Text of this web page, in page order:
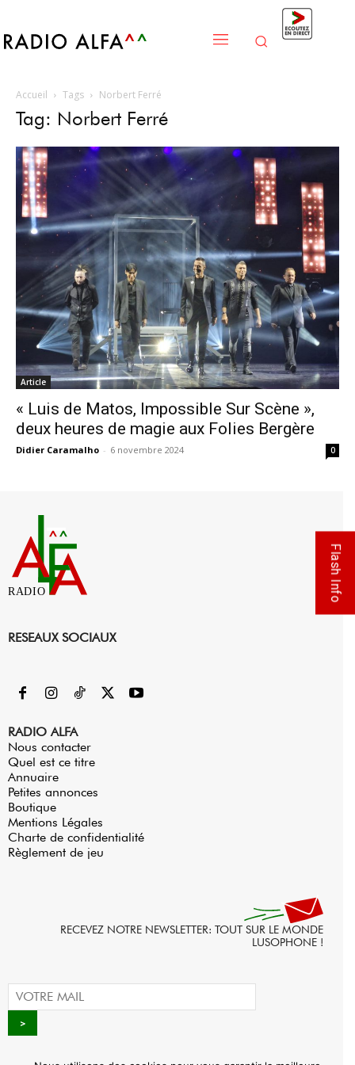
Accueil Tags Norbert Ferré
Tag: Norbert Ferré
Article
« Luis de Matos, Impossible Sur Scène »,
deux heures de magie aux Folies Bergère
Didier Caramalho - 6 novembre 2024 0
RADIO
RESEAUX SOCIAUX
RADIO ALFA
Nous contacter
Quel est ce titre
Annuaire
Petites annonces
Boutique
Mentions Légales
Charte de confidentialité
Règlement de jeu
RECEVEZ NOTRE NEWSLETTER: TOUT SUR LE MONDE
LUSOPHONE !
Flash Info